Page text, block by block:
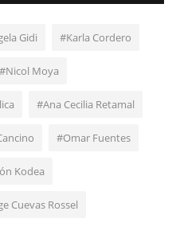
Gidi #Karla Cordero
#Nicol Moya
#Ana Cecilia Retamal
#Omar Fuentes
Kodea
Cuevas Rossel